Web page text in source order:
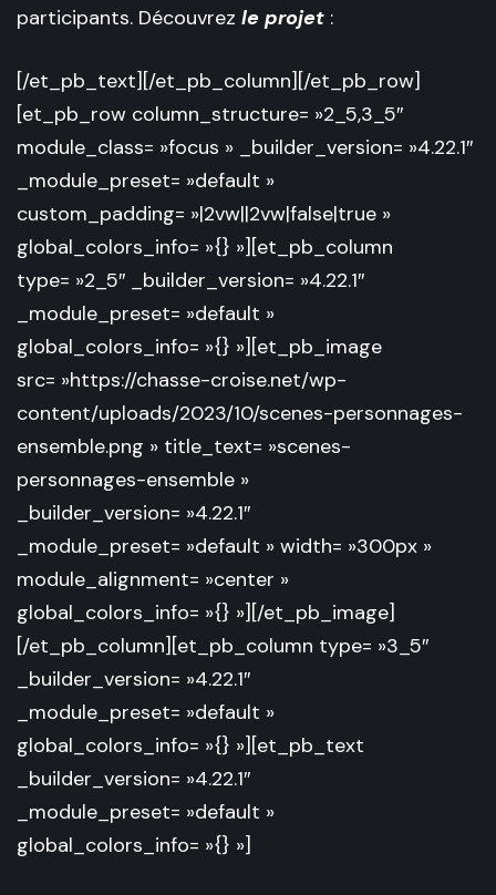
participants. Découvrez le projet :
[/et_pb_text][/et_pb_column][/et_pb_row]
[et_pb_row column_structure= »2_5,3_5″
module_class= »focus » _builder_version= »4.22.1″
_module_preset= »default »
custom_padding= »|2vw||2vw|false|true »
global_colors_info= »{} »][et_pb_column
type= »2_5″ _builder_version= »4.22.1″
_module_preset= »default »
global_colors_info= »{} »][et_pb_image
src= »https://chasse-croise.net/wp-
content/uploads/2023/10/scenes-personnages-
ensemble.png » title_text= »scenes-
personnages-ensemble »
_builder_version= »4.22.1″
_module_preset= »default » width= »300px »
module_alignment= »center »
global_colors_info= »{} »][/et_pb_image]
[/et_pb_column][et_pb_column type= »3_5″
_builder_version= »4.22.1″
_module_preset= »default »
global_colors_info= »{} »][et_pb_text
_builder_version= »4.22.1″
_module_preset= »default »
global_colors_info= »{} »]